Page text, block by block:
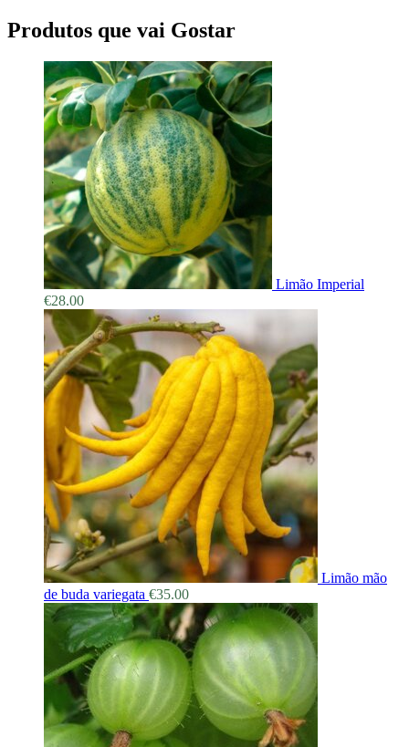
Produtos que vai Gostar
Limão Imperial
€28.00
Limão mão
de buda variegata €35.00